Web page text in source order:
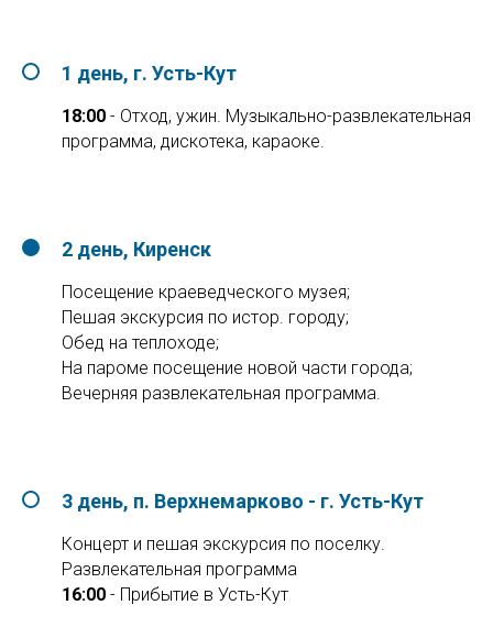
1 день, г. Усть-Кут
18:00 - Отход, ужин. Музыкально-развлекательная
программа, дискотека, караоке.
2 день, Киренск
Посещение краеведческого музея;
Пешая экскурсия по истор. городу;
Обед на теплоходе;
На пароме посещение новой части города;
Вечерняя развлекательная программа.
3 день, п. Верхнемарково - г. Усть-Кут
Концерт и пешая экскурсия по поселку.
Развлекательная программа
16:00 - Прибытие в Усть-Кут